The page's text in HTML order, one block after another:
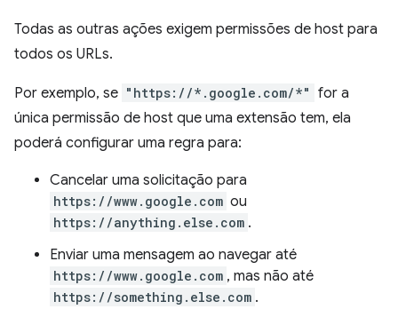
Todas as outras ações exigem permissões de host para
todos os URLs.
Por exemplo, se "https://*.google.com/*" for a
única permissão de host que uma extensão tem, ela
poderá configurar uma regra para:
Cancelar uma solicitação para
https://www.google.com ou
https://anything.else.com .
Enviar uma mensagem ao navegar até
https://www.google.com , mas não até
https://something.else.com .